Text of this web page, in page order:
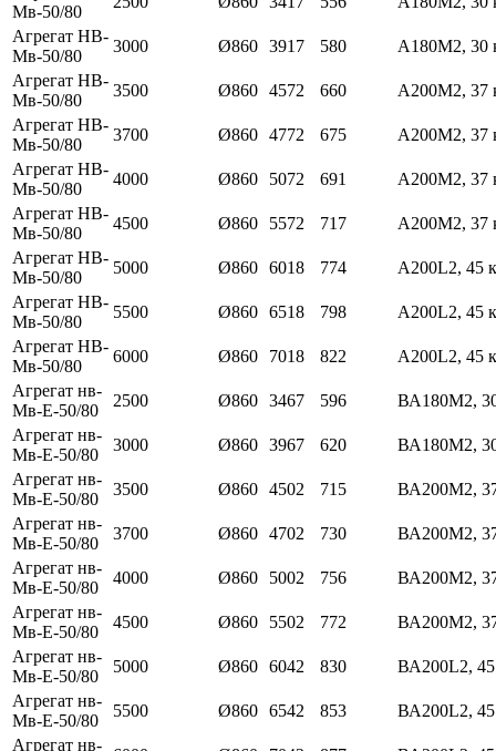
Мв-50/80
Агрегат НВ-
Мв-50/80
3000 Ø860 3917 580
А180М2, 30
Агрегат НВ-
Мв-50/80
3500 Ø860 4572 660
А200М2, 37
Агрегат НВ-
Мв-50/80
3700 Ø860 4772 675
А200М2, 37
Агрегат НВ-
Мв-50/80
4000 Ø860 5072 691
А200М2, 37
Агрегат НВ-
Мв-50/80
4500 Ø860 5572 717
А200М2, 37
Агрегат НВ-
Мв-50/80
5000 Ø860 6018 774
А200L2, 45
Агрегат НВ-
Мв-50/80
5500 Ø860 6518 798
А200L2, 45
Агрегат НВ-
Мв-50/80
6000 Ø860 7018 822
А200L2, 45
Агрегат нв-
Мв-Е-50/80
2500 Ø860 3467 596
ВА180М2,
Агрегат нв-
Мв-Е-50/80
3000 Ø860 3967 620
ВА180М2,
Агрегат нв-
Мв-Е-50/80
3500 Ø860 4502 715
ВА200М2,
Агрегат нв-
Мв-Е-50/80
3700 Ø860 4702 730
ВА200М2,
Агрегат нв-
Мв-Е-50/80
4000 Ø860 5002 756
ВА200М2,
Агрегат нв-
Мв-Е-50/80
4500 Ø860 5502 772
ВА200М2,
Агрегат нв-
Мв-Е-50/80
5000 Ø860 6042 830
ВА200L2,
Агрегат нв-
Мв-Е-50/80
5500 Ø860 6542 853
ВА200L2,
Агрегат нв-